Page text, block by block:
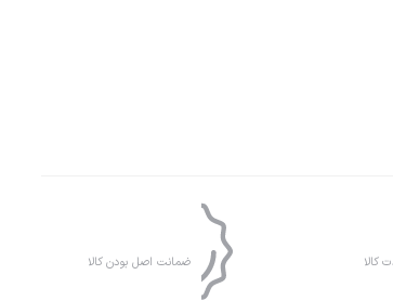
ضمانت اصل بودن کالا